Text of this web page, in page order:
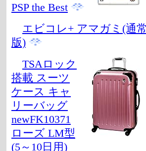
PSP the Best
エビコレ+ アマガミ(通常
版)
TSAロック
搭載 スーツ
ケース キャ
リーバッグ
newFK10371
ローズ LM型
(5～10日用)